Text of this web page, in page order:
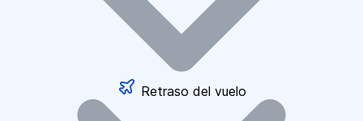
Retraso del vuelo